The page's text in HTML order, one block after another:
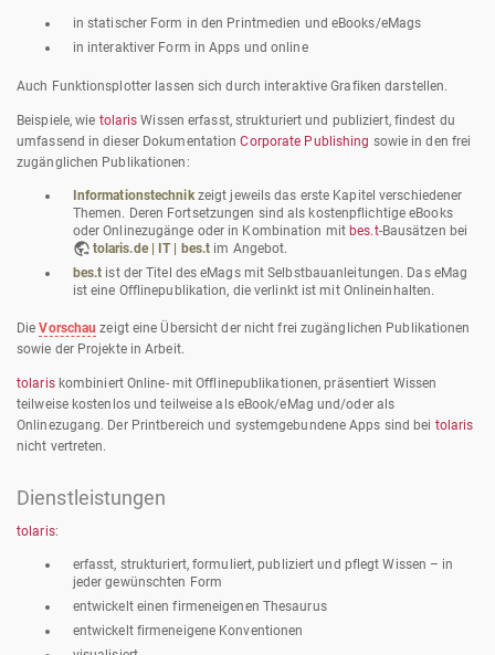
in statischer Form in den Printmedien und eBooks/eMags
in interaktiver Form in Apps und online
Auch Funktionsplotter lassen sich durch interaktive Grafiken darstellen.
Beispiele, wie tolaris Wissen erfasst, strukturiert und publiziert, findest du
umfassend in dieser DokumentationCorporate Publishing sowie in den frei
zugänglichen Publikationen:
Informationstechnikzeigt jeweils das erste Kapitel verschiedener
Themen. Deren Fortsetzungen sind als kostenpflichtige eBooks
oder Onlinezugänge oder in Kombination mitbes.t-Bausätzen bei
tolaris.de | IT | bes.t im Angebot.
bes.t ist der Titel des eMags mit Selbstbauanleitungen. Das eMag
ist eine Offlinepublikation, die verlinkt ist mit Onlineinhalten.
DieVorschau zeigt eine Übersicht der nicht frei zugänglichen Publikationen
sowie der Projekte in Arbeit.
tolariskombiniert Online- mit Offlinepublikationen, präsentiert Wissen
teilweise kostenlos und teilweise als eBook/eMag und/oder als
Onlinezugang. Der Printbereich und systemgebundene Apps sind bei tolaris
nicht vertreten.
Dienstleistungen
tolaris:
erfasst, strukturiert, formuliert, publiziert und pflegt Wissen – in
jeder gewünschten Form
entwickelt einen firmeneigenen Thesaurus
entwickelt firmeneigene Konventionen